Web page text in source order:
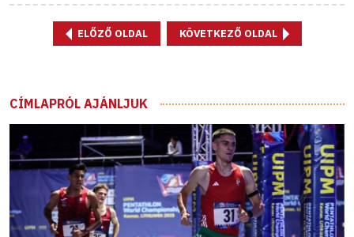
ELŐZŐ OLDAL KÖVETKEZŐ OLDAL
CÍMLAPRÓL AJÁNLJUK